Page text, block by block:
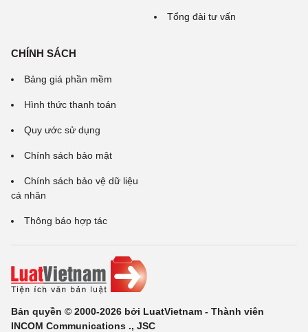
Tổng đài tư vấn
CHÍNH SÁCH
Bảng giá phần mềm
Hình thức thanh toán
Quy ước sử dụng
Chính sách bảo mật
Chính sách bảo vệ dữ liệu
cá nhân
Thông báo hợp tác
Bản quyền © 2000-2026 bởi LuatVietnam - Thành viên
INCOM Communications ., JSC